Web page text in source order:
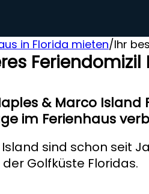
in Florida mieten/Ihr
Feriendomizil
& Marco
im Ferienhaus
sind schon seit
Golfküste Floridas.